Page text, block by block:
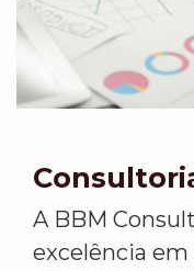
A BBM
excelência